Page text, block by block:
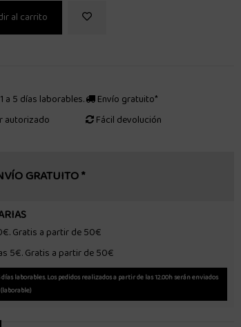
al carrito
a 5 días laborables.
Envío gratuito*
Fácil devolución
GRATUITO *
Gratis a partir de 50€
5€. Gratis a partir de 50€
laborables. Los pedidos realizados a partir de las 12.00h serán enviados